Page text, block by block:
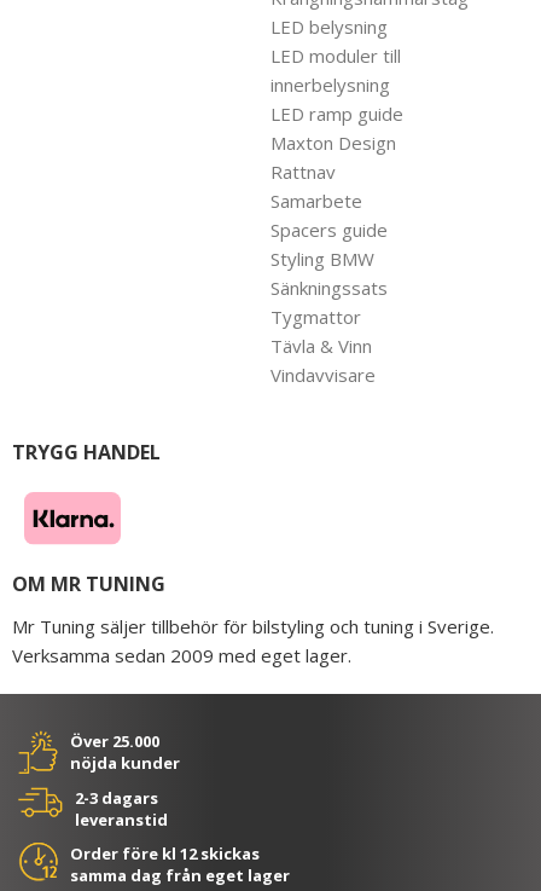
LED belysning
LED moduler till
innerbelysning
LED ramp guide
Maxton Design
Rattnav
Samarbete
Spacers guide
Styling BMW
Sänkningssats
Tygmattor
Tävla & Vinn
Vindavvisare
TRYGG HANDEL
OM MR TUNING
Mr Tuning säljer tillbehör för bilstyling och tuning i Sverige.
Verksamma sedan 2009 med eget lager.
Över 25.000
nöjda kunder
2-3 dagars
leveranstid
Order före kl 12 skickas
samma dag från eget lager